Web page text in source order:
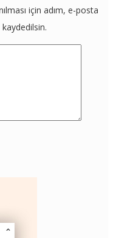
için adım, e-posta